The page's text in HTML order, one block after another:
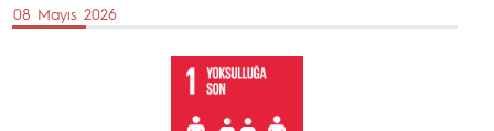
08 Mayıs 2026